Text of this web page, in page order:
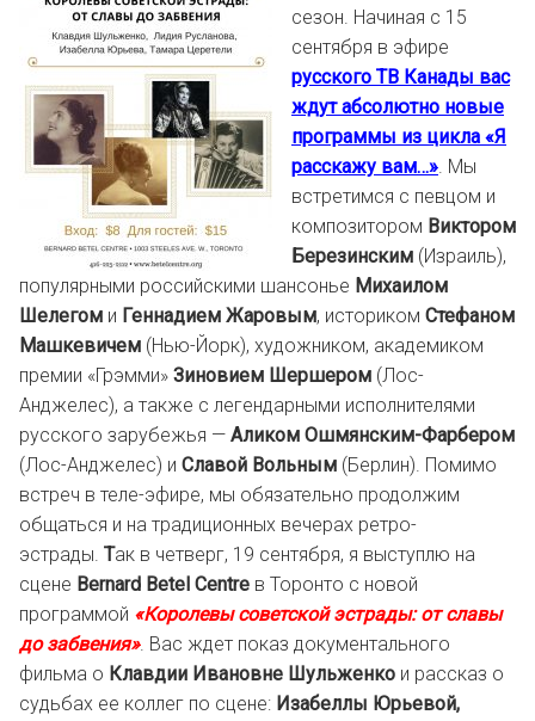
сезон. Начиная с 15
сентября в эфире
русского ТВ Канады вас
ждут абсолютно новые
программы из цикла «Я
расскажу вам…». Мы
встретимся с певцом и
композитором Виктором
Березинским (Израиль),
популярными российскими шансонье Михаилом
Шелегом и Геннадием Жаровым, историком Стефаном
Машкевичем (Нью-Йорк), художником, академиком
премии «Грэмми» Зиновием Шершером (Лос-
Анджелес), а также с легендарными исполнителями
русского зарубежья — Аликом Ошмянским-Фарбером
(Лос-Анджелес) и Славой Вольным (Берлин). Помимо
встреч в теле-эфире, мы обязательно продолжим
общаться и на традиционных вечерах ретро-
эстрады. Так в четверг, 19 сентября, я выступлю на
сцене Bernard Betel Centre в Торонто с новой
программой «Королевы советской эстрады: от славы
до забвения». Вас ждет показ документального
фильма о Клавдии Ивановне Шульженко и рассказ о
судьбах ее коллег по сцене: Изабеллы Юрьевой,